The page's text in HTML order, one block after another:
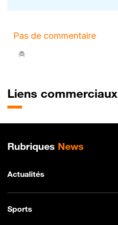
Liens commerciaux
Plan de site
Rubriques News
Actualités
Sports